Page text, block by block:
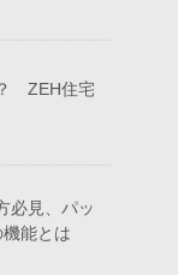
ZEH住宅
必見、パッ
能とは